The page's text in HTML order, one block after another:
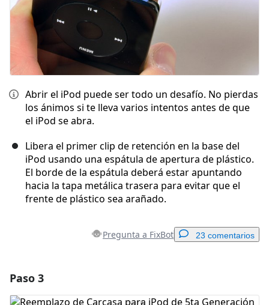
Abrir el iPod puede ser todo un desafío. No pierdas
los ánimos si te lleva varios intentos antes de que
el iPod se abra.
Libera el primer clip de retención en la base del
iPod usando una espátula de apertura de plástico.
El borde de la espátula deberá estar apuntando
hacia la tapa metálica trasera para evitar que el
frente de plástico sea arañado.
Pregunta a FixBot 23 comentarios
Paso 3